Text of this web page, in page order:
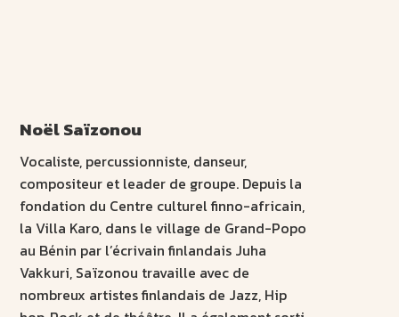
Noël Saïzonou
Vocaliste, percussionniste, danseur,
compositeur et leader de groupe. Depuis la
fondation du Centre culturel finno-africain,
la Villa Karo, dans le village de Grand-Popo
au Bénin par l’écrivain finlandais Juha
Vakkuri, Saïzonou travaille avec de
nombreux artistes finlandais de Jazz, Hip